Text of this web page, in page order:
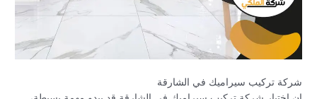
شركة تركيب سيراميك في الشارقة